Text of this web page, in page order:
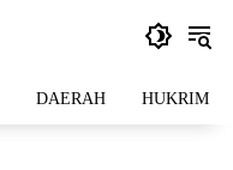
DAERAH HUKRIM